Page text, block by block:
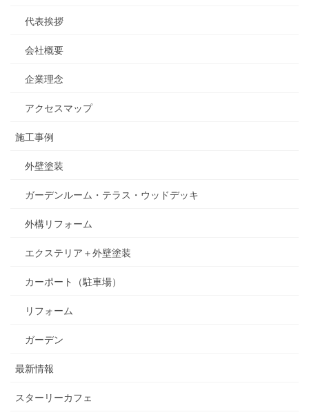
代表挨拶
会社概要
企業理念
アクセスマップ
施工事例
外壁塗装
ガーデンルーム・テラス・ウッドデッキ
外構リフォーム
エクステリア＋外壁塗装
カーポート（駐車場）
リフォーム
ガーデン
最新情報
スターリーカフェ